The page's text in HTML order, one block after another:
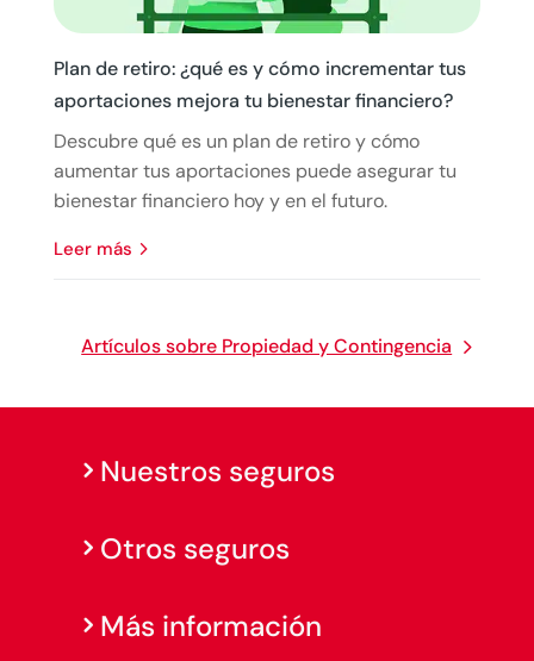
Plan de retiro: ¿qué es y cómo incrementar tus
aportaciones mejora tu bienestar financiero?
Descubre qué es un plan de retiro y cómo
aumentar tus aportaciones puede asegurar tu
bienestar financiero hoy y en el futuro.
leer más
Artículos sobre Propiedad y Contingencia
Nuestros seguros
Otros seguros
Más información